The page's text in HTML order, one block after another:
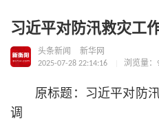
习近平对防汛救灾工
头条新闻
新华网
2025-07-28 22:14:16
浏览量：
原标题：习近平对防
调